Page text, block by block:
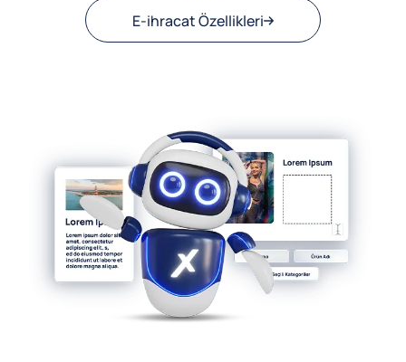
E-ihracat Özellikleri